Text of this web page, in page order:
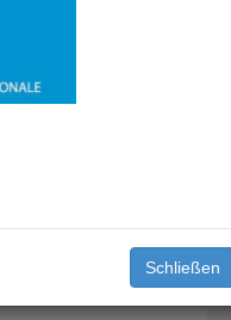
Schließen
Hunden
in die Praxis
indem alle Aspekte
und